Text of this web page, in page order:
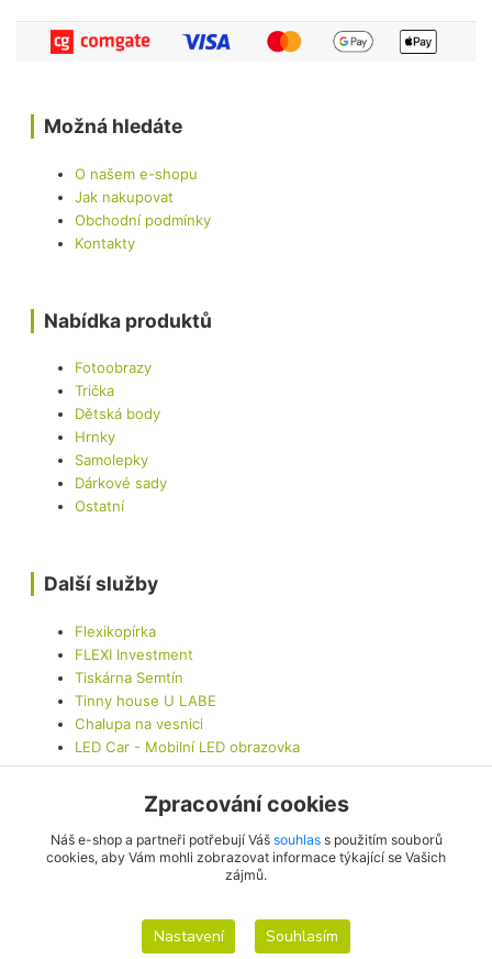
Možná hledáte
O našem e-shopu
Jak nakupovat
Obchodní podmínky
Kontakty
Nabídka produktů
Fotoobrazy
Trička
Dětská body
Hrnky
Samolepky
Dárkové sady
Ostatní
Další služby
Flexikopírka
FLEXI Investment
Tiskárna Semtín
Tinny house U LABE
Chalupa na vesnici
LED Car - Mobilní LED obrazovka
Zpracování cookies
Náš e-shop a partneři potřebují Váš souhlass použitím souborů
cookies, aby Vám mohli zobrazovat informace týkající se Vašich
zájmů.
Nastavení Souhlasím